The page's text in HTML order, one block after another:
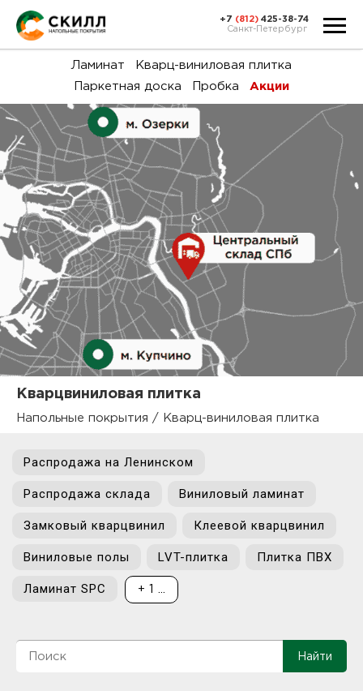
и
+7 (812) 425-38-74
Санкт-Петербург
Ламинат
Кварц-виниловая плитка
Паркетная доска
Пробка Акции
Кварцвиниловая плитка
Напольные покрытия / Кварц-виниловая плитка
Распродажа на Ленинском
Распродажа склада Виниловый ламинат
Замковый кварцвинил Клеевой кварцвинил
Виниловые полы LVT-плитка Плитка ПВХ
Ламинат SPC + 1 ...